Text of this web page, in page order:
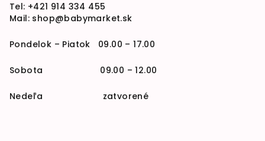
Tel: +421 914 334 455
Mail: shop@babymarket.sk
Pondelok – Piatok 09.00 – 17.00
Sobota 09.00 – 12.00
Nedeľa zatvorené